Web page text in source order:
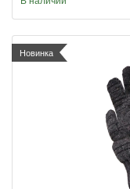
Новинка